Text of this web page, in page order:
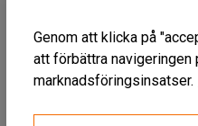
Genom att klicka på
att förbättra navigeringen
marknadsföringsinsatser.